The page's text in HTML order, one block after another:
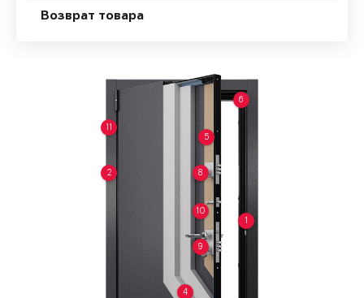
Возврат товара
1
2
4
5
6
8
9
10
11